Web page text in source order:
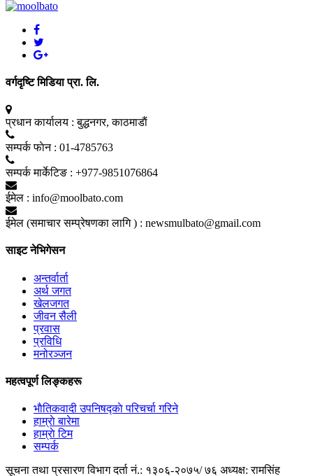
वर्गदृष्टि मिडिया प्रा. लि.
प्रधान कार्यालय : बुद्धनगर, काठमाडाैं
सम्पर्क फाेन : 01-4785763
सम्पर्क मार्केटिङ : +977-9851076864
ईमेल : info@moolbato.com
ईमेल (समाचार सम्प्रेषणका लागि ) : newsmulbato@gmail.com
साइट नेभिगेसन
अन्तर्वार्ता
अर्थ जगत
खेलजगत
जीवन सैली
प्रवास
प्रविधि
मनोरञ्जन
महत्वपूर्ण लिङ्कहरू
भाैतिकवादी उपनिषद्काे परिचर्चा गरिने
हाम्राे बारेमा
हाम्राे टिम
सम्पर्क
सूचना तथा प्रसारण विभाग दर्ता नं.: १३०६-२०७५/ ७६ अध्यक्ष: रामसिंह